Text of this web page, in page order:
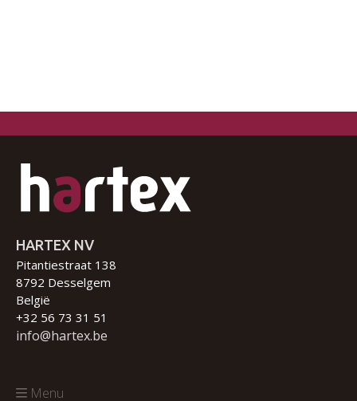
HARTEX NV
Pitantiestraat 138
8792 Desselgem
België
+32 56 73 31 51
info@hartex.be
Menu